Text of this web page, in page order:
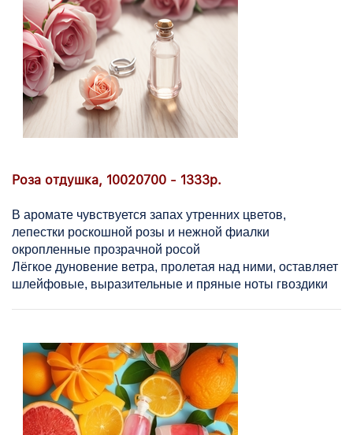
Роза отдушка, 10020700 - 1333р.
В аромате чувствуется запах утренних цветов,
лепестки роскошной розы и нежной фиалки
окропленные прозрачной росой
Лёгкое дуновение ветра, пролетая над ними, оставляет
шлейфовые, выразительные и пряные ноты гвоздики